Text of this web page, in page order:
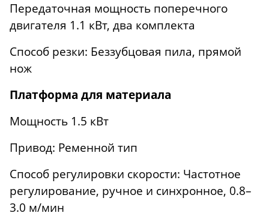
Передаточная мощность поперечного
двигателя 1.1 кВт, два комплекта
Способ резки: Беззубцовая пила, прямой
нож
Платформа для материала
Мощность 1.5 кВт
Привод: Ременной тип
Способ регулировки скорости: Частотное
регулирование, ручное и синхронное, 0.8–
3.0 м/мин